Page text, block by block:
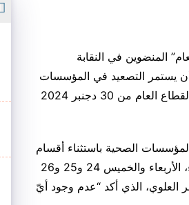
المنضوين في النقابة
على الأقل مع بداية العام 2025؛ إذ يُرتقب أن يستمر التصعيد في المؤسسات
الاستشفائية العمومية طيلة أسبوعين قادمين؛ أحدهُما “أسبوع غضب طبيب القطاع العام من 30 دجنبر 2024
الصحية باستثناء أقسام
المستعجلات والإنعاش”، بينما يتجدد هذا الشكل الاحتجاجي نفسه “أيام الثلاثاء، الأربعاء والخميس 24 و25 و26
العلوي، الذي أكد “عدم وجود أيّ